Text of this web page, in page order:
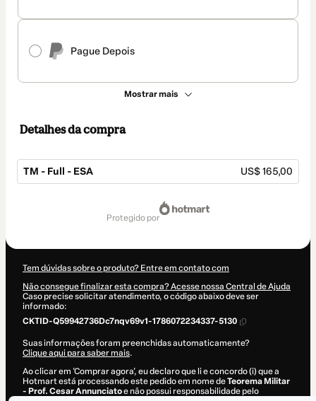
Pague Depois
Mostrar mais
Detalhes da compra
TM - Full - ESA US$ 165,00
protegido por
Tem dúvidas sobre o produto? Entre em contato com
Não consegue finalizar esta compra? Acesse nossa Central de Ajuda
Caso precise solicitar atendimento, o código abaixo deve ser
informado:
CKTID-Q59942736Dc7nqv69v1-1786072234337-5130
Suas informações foram preenchidas automaticamente?
Clique aqui para saber mais.
Ao clicar em 'Comprar agora', eu declaro que li e concordo (i) que a
Hotmart está processando este pedido em nome deTeorema Militar
- Prof. Cesar Annunciatoe não possui responsabilidade pelo